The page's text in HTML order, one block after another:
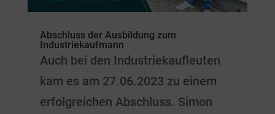
Abschluss der Ausbildung zum
Industriekaufmann
Auch bei den Industriekaufleuten
kam es am 27.06.2023 zu einem
erfolgreichen Abschluss. Simon